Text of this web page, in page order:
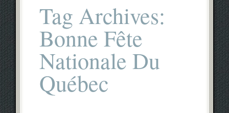
Tag Archives:
Bonne Fête
Nationale Du
Québec